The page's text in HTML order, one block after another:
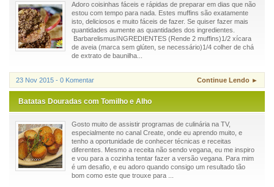
Adoro coisinhas fáceis e rápidas de preparar em dias que não
estou com tempo para nada. Estes muffins são exatamente
isto, deliciosos e muito fáceis de fazer. Se quiser fazer mais
quantidades aumente as quantidades dos ingredientes.
BarbarelismusINGREDIENTES (Rende 2 muffins)1/2 xícara
de aveia (marca sem glúten, se necessário)1/4 colher de chá
de extrato de baunilha...
23 Nov 2015 - 0 Komentar Continue Lendo ►
Batatas Douradas com Tomilho e Alho
Gosto muito de assistir programas de culinária na TV,
especialmente no canal Create, onde eu aprendo muito, e
tenho a oportunidade de conhecer técnicas e receitas
diferentes. Mesmo a receita não sendo vegana, eu me inspiro
e vou para a cozinha tentar fazer a versão vegana. Para mim
é um desafio, e eu adoro quando consigo um resultado tão
bom como este que trouxe para ...